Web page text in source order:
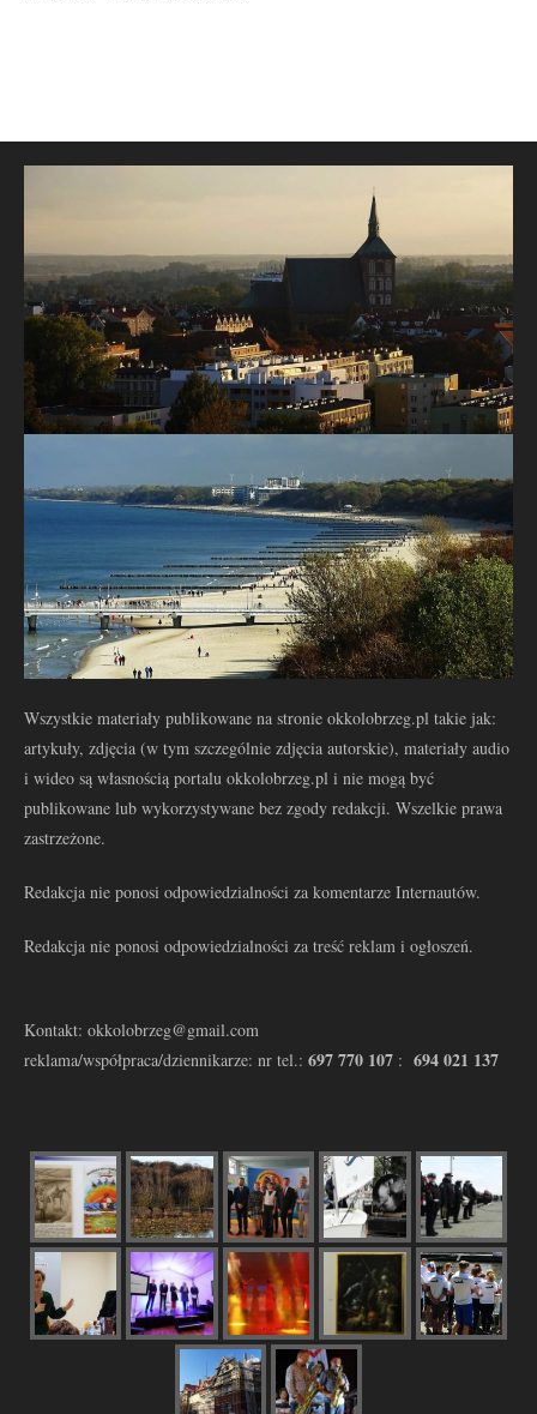
Wszystkie materiały publikowane na stronie okkolobrzeg.pl takie jak:
artykuły, zdjęcia (w tym szczególnie zdjęcia autorskie), materiały audio
i wideo są własnością portalu okkolobrzeg.pl i nie mogą być
publikowane lub wykorzystywane bez zgody redakcji. Wszelkie prawa
zastrzeżone.
Redakcja nie ponosi odpowiedzialności za komentarze Internautów.
Redakcja nie ponosi odpowiedzialności za treść reklam i ogłoszeń.
Kontakt: okkolobrzeg@gmail.com
reklama/współpraca/dziennikarze: nr tel.: 697 770 107 : 694 021 137